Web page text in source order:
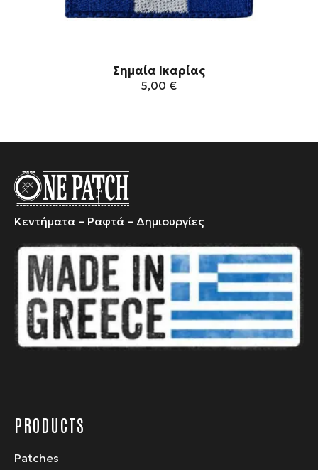
Σημαία Ικαρίας
5,00 €
προϊόν
επιλογές
μπορούν
να
επιλεγούν
στη
σελίδα
του
Κεντήματα – Ραφτά – Δημιουργίες
PRODUCTS
Patches